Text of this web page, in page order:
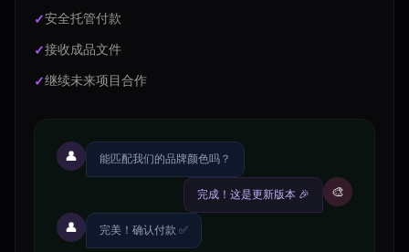
安全托管付款
接收成品文件
继续未来项目合作
👤 能匹配我们的品牌颜色吗？
🎨
完成！这是更新版本 🎉
👤 完美！确认付款 ✅